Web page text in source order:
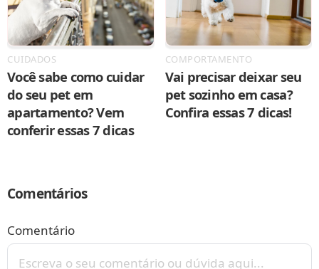
CUIDADOS
Você sabe como cuidar
do seu pet em
apartamento? Vem
conferir essas 7 dicas
COMPORTAMENTO
Vai precisar deixar seu
pet sozinho em casa?
Confira essas 7 dicas!
Comentários
Comentário